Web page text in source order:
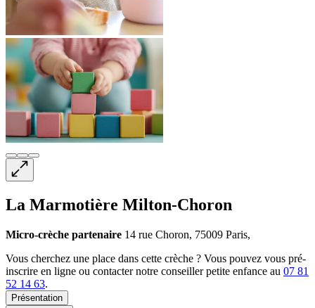
La Marmotière Milton-Choron
Micro-crèche partenaire 14 rue Choron, 75009 Paris,
Vous cherchez une place dans cette crèche ? Vous pouvez vous pré-
inscrire en ligne ou contacter notre conseiller petite enfance au 07 81
52 14 63.
Présentation